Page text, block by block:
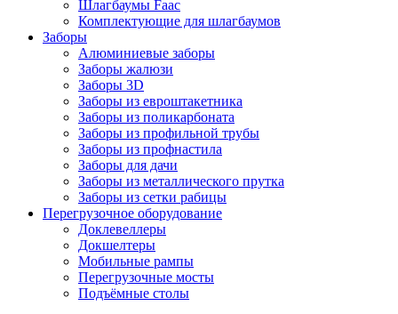
Шлагбаумы Faac
Комплектующие для шлагбаумов
Заборы
Алюминиевые заборы
Заборы жалюзи
Заборы 3D
Заборы из евроштакетника
Заборы из поликарбоната
Заборы из профильной трубы
Заборы из профнастила
Заборы для дачи
Заборы из металлического прутка
Заборы из сетки рабицы
Перегрузочное оборудование
Доклевеллеры
Докшелтеры
Мобильные рампы
Перегрузочные мосты
Подъёмные столы